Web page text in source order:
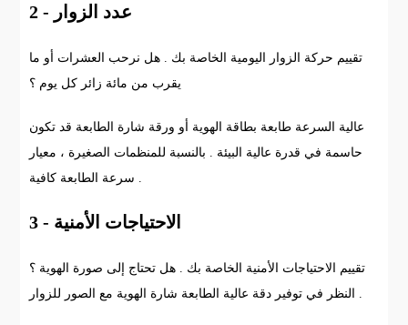
2 - عدد الزوار
تقييم حركة الزوار اليومية الخاصة بك . هل نرحب العشرات أو ما
يقرب من مائة زائر كل يوم ؟
عالية السرعة طابعة بطاقة الهوية أو ورقة شارة الطابعة قد تكون
حاسمة في قدرة عالية البيئة . بالنسبة للمنظمات الصغيرة ، معيار
3 - الاحتياجات الأمنية
تقييم الاحتياجات الأمنية الخاصة بك . هل تحتاج إلى صورة الهوية ؟